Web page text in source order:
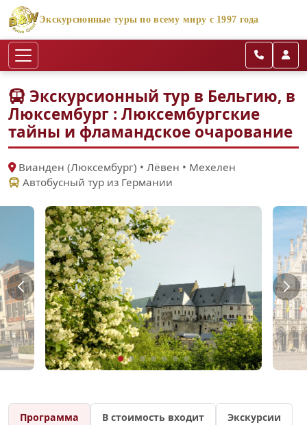
Экскурсионные туры по всему миру с 1997 года
Экскурсионный тур в Бельгию, в
Люксембург : Люксембургские
тайны и фламандское очарование
Вианден (Люксембург) • Лёвен • Мехелен
Автобусный тур из Германии
Программа В стоимость входит Экскурсии